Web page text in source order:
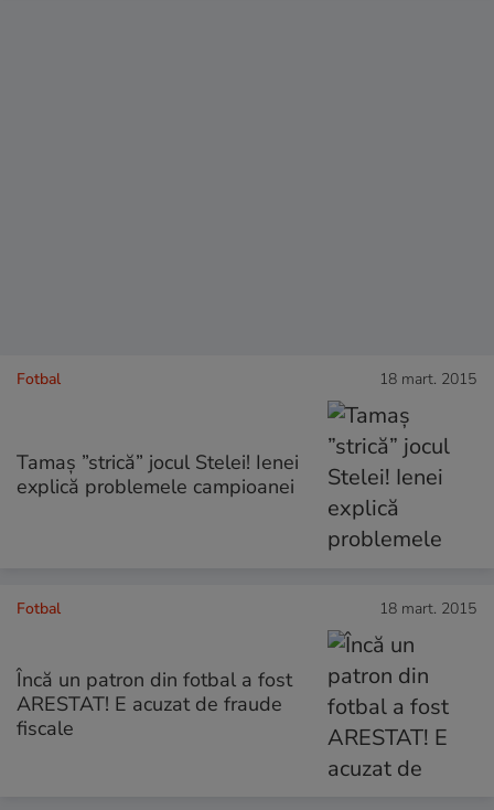
Fotbal 18 mart. 2015
Tamaș ”strică” jocul Stelei! Ienei
explică problemele campioanei
Fotbal 18 mart. 2015
Încă un patron din fotbal a fost
ARESTAT! E acuzat de fraude
fiscale